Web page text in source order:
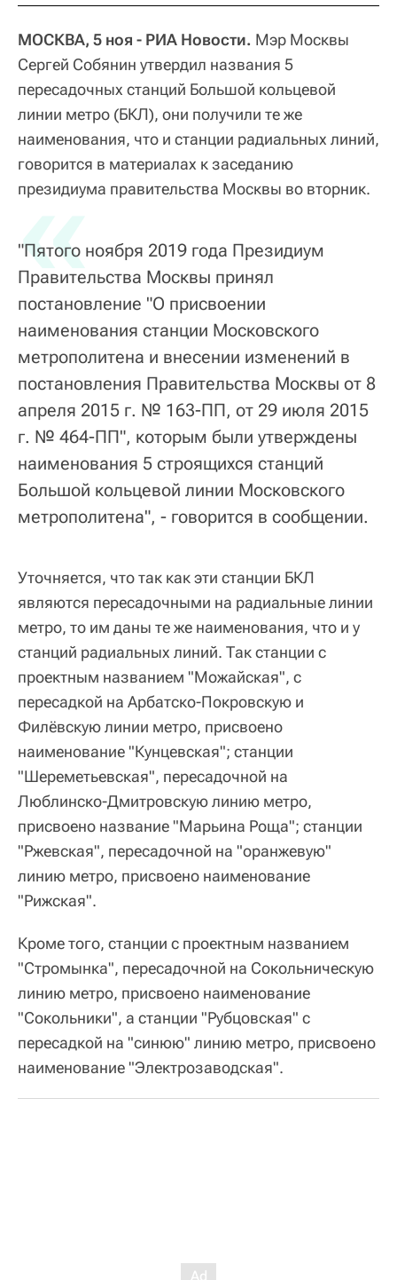
МОСКВА, 5 ноя - РИА Новости. Мэр Москвы
Сергей Собянин утвердил названия 5
пересадочных станций Большой кольцевой
линии метро (БКЛ), они получили те же
наименования, что и станции радиальных линий,
говорится в материалах к заседанию
президиума правительства Москвы во вторник.
«
"Пятого ноября 2019 года Президиум
Правительства Москвы принял
постановление "О присвоении
наименования станции Московского
метрополитена и внесении изменений в
постановления Правительства Москвы от 8
апреля 2015 г. № 163-ПП, от 29 июля 2015
г. № 464-ПП", которым были утверждены
наименования 5 строящихся станций
Большой кольцевой линии Московского
метрополитена", - говорится в сообщении.
Уточняется, что так как эти станции БКЛ
являются пересадочными на радиальные линии
метро, то им даны те же наименования, что и у
станций радиальных линий. Так станции с
проектным названием "Можайская", с
пересадкой на Арбатско-Покровскую и
Филёвскую линии метро, присвоено
наименование "Кунцевская"; станции
"Шереметьевская", пересадочной на
Люблинско-Дмитровскую линию метро,
присвоено название "Марьина Роща"; станции
"Ржевская", пересадочной на "оранжевую"
линию метро, присвоено наименование
"Рижская".
Кроме того, станции с проектным названием
"Стромынка", пересадочной на Сокольническую
линию метро, присвоено наименование
"Сокольники", а станции "Рубцовская" с
пересадкой на "синюю" линию метро, присвоено
наименование "Электрозаводская".